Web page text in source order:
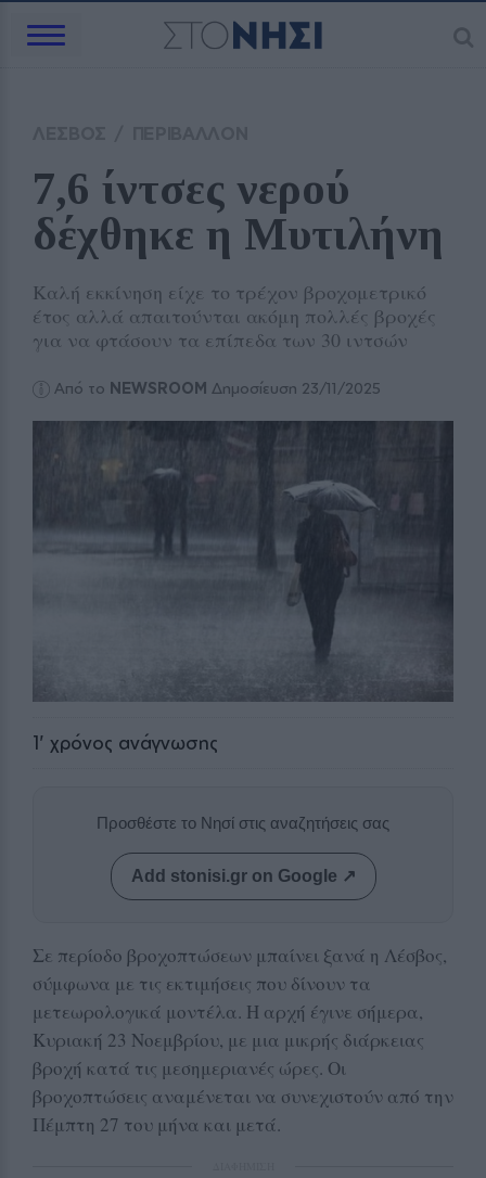
7,6 ίντσες νερού
δέχθηκε η Μυτιλήνη
Καλή εκκίνηση είχε το τρέχον βροχομετρικό
έτος αλλά απαιτούνται ακόμη πολλές βροχές
για να φτάσουν τα επίπεδα των 30 ιντσών
Από το NEWSROOM Δημοσίευση 23/11/2025
1' χρόνος ανάγνωσης
Προσθέστε το Νησί στις αναζητήσεις σας
Add stonisi.gr on Google ↗
Σε περίοδο βροχοπτώσεων μπαίνει ξανά η Λέσβος,
σύμφωνα με τις εκτιμήσεις που δίνουν τα
μετεωρολογικά μοντέλα. Η αρχή έγινε σήμερα,
Κυριακή 23 Νοεμβρίου, με μια μικρής διάρκειας
βροχή κατά τις μεσημεριανές ώρες. Οι
βροχοπτώσεις αναμένεται να συνεχιστούν από την
Πέμπτη 27 του μήνα και μετά.